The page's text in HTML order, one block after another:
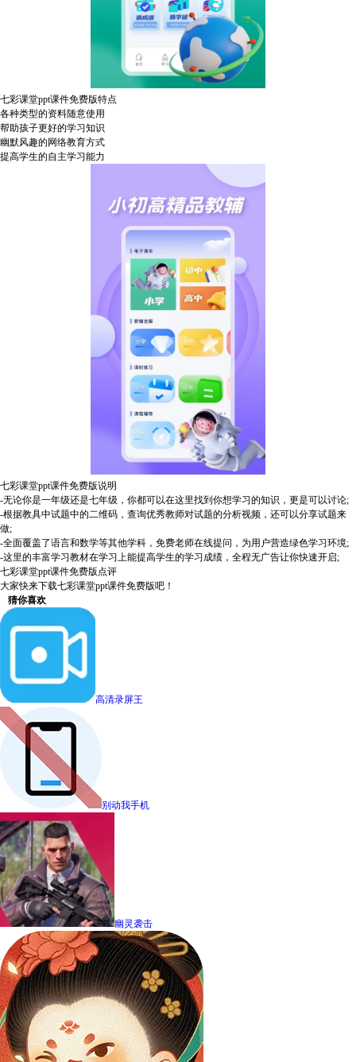
七彩课堂ppt课件免费版特点
各种类型的资料随意使用
帮助孩子更好的学习知识
幽默风趣的网络教育方式
提高学生的自主学习能力
七彩课堂ppt课件免费版说明
-无论你是一年级还是七年级，你都可以在这里找到你想学习的知识，更是可以讨论;
-根据教具中试题中的二维码，查询优秀教师对试题的分析视频，还可以分享试题来
做;
-全面覆盖了语言和数学等其他学科，免费老师在线提问，为用户营造绿色学习环境;
-这里的丰富学习教材在学习上能提高学生的学习成绩，全程无广告让你快速开启;
七彩课堂ppt课件免费版点评
大家快来下载七彩课堂ppt课件免费版吧！
猜你喜欢
高清录屏王
别动我手机
幽灵袭击